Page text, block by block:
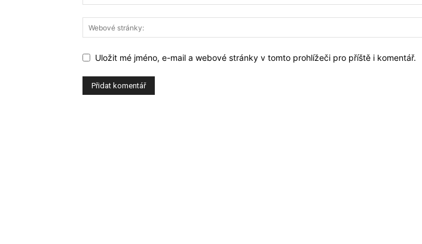
Uložit mé jméno, e-mail a webové stránky v tomto prohlížeči pro příště i komentář.